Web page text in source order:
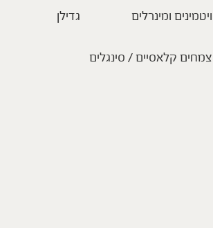
ויטמינים ומינרלים
צמחים קלאסיים / סינגלים
גדילן